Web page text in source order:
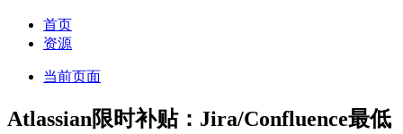
首页
资源
当前页面
Atlassian限时补贴：Jira/Confluence最低